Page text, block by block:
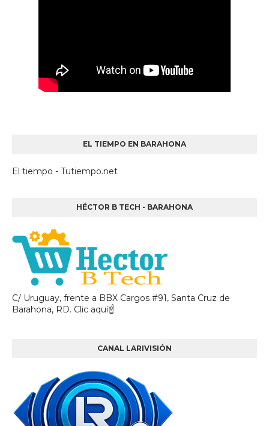
EL TIEMPO EN BARAHONA
El tiempo - Tutiempo.net
HÉCTOR B TECH - BARAHONA
C/ Uruguay, frente a BBX Cargos #91, Santa Cruz de
Barahona, RD. Clic aquí☝
CANAL LARIVISIÓN